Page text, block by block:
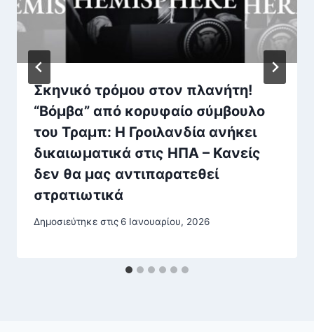
Σκηνικό τρόμου στον πλανήτη!
“Βόμβα” από κορυφαίο σύμβουλo
του Τραμπ: Η Γροιλανδία ανήκει
δικαιωματικά στις ΗΠΑ – Κανείς
δεν θα μας αντιπαρατεθεί
στρατιωτικά
Δημοσιεύτηκε στις 6 Ιανουαρίου, 2026